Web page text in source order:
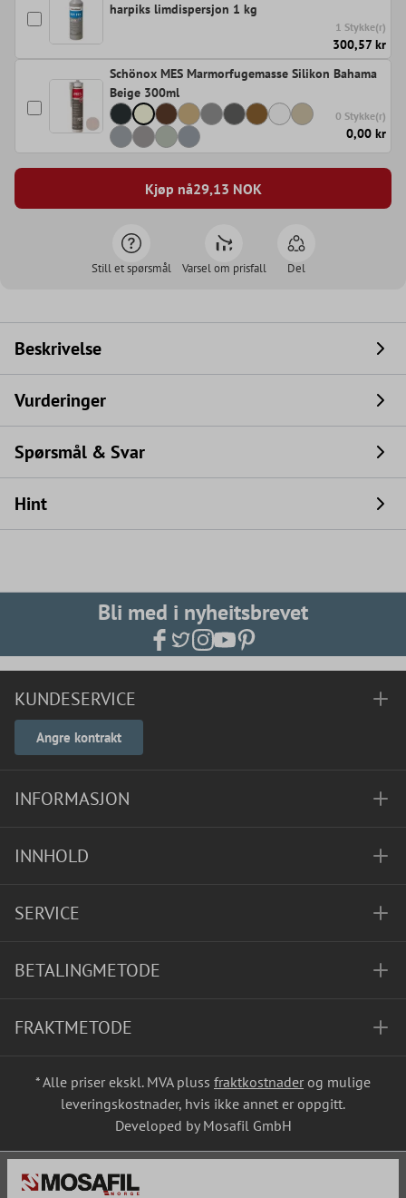
harpiks limdispersjon 1 kg
1 Stykke(r)
300,57 kr
Schönox MES Marmorfugemasse Silikon Bahama
Beige 300ml
0 Stykke(r)
0,00 kr
Kjøp nå29,13 NOK
Still et spørsmål Varsel om prisfall Del
Beskrivelse
Vurderinger
Spørsmål & Svar
Hint
Bli med i nyheitsbrevet
KUNDESERVICE
Angre kontrakt
INFORMASJON
INNHOLD
SERVICE
BETALINGMETODE
FRAKTMETODE
* Alle priser ekskl. MVA pluss fraktkostnader og mulige
leveringskostnader, hvis ikke annet er oppgitt.
Developed by Mosafil GmbH